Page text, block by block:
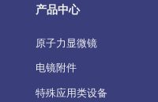
产品中心
原子力显微镜
电镜附件
特殊应用类设备